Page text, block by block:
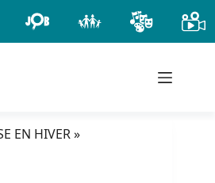
EN HIVER »